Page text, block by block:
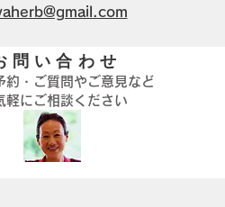
問い合わせ
約・ご質問やご意見など
軽にご相談ください